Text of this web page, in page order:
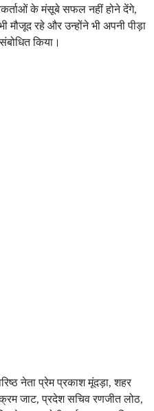
के मंसूबे सफल नहीं होने देंगे,
मौजूद रहे और उन्होंने भी अपनी पीड़ा
किया।
नेता प्रेम प्रकाश मूंदड़ा, शहर
जाट, प्रदेश सचिव रणजीत लोठ,